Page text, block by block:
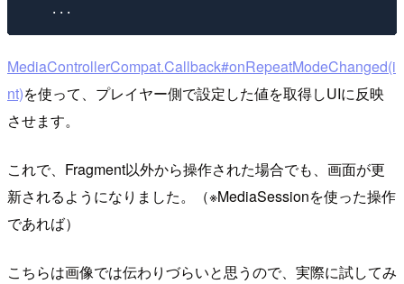
MediaControllerCompat.Callback#onRepeatModeChanged(i
nt)を使って、プレイヤー側で設定した値を取得しUIに反映
させます。
これで、Fragment以外から操作された場合でも、画面が更
新されるようになりました。（※MediaSessionを使った操作
であれば）
こちらは画像では伝わりづらいと思うので、実際に試してみ